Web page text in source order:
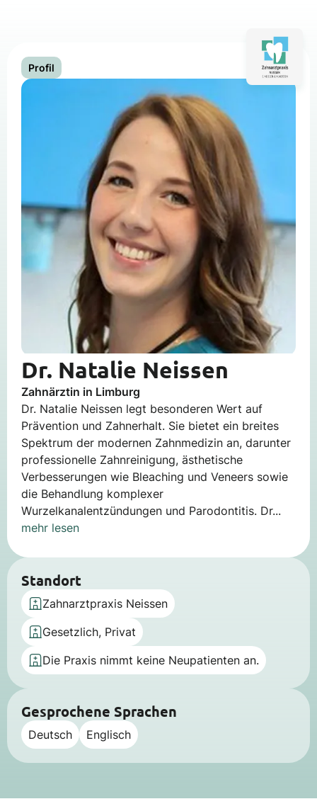
Profil
Dr. Natalie Neissen
Zahnärztin in Limburg
Dr. Natalie Neissen legt besonderen Wert auf
Prävention und Zahnerhalt. Sie bietet ein breites
Spektrum der modernen Zahnmedizin an, darunter
professionelle Zahnreinigung, ästhetische
Verbesserungen wie Bleaching und Veneers sowie
die Behandlung komplexer
Wurzelkanalentzündungen und Parodontitis. Dr...
mehr lesen
Standort
Zahnarztpraxis Neissen
Gesetzlich, Privat
Die Praxis nimmt keine Neupatienten an.
Gesprochene Sprachen
Deutsch Englisch